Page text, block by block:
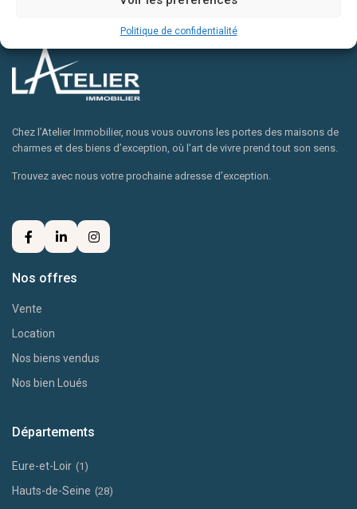
Politique de confidentialité
Chez l’Atelier Immobilier, nous vous ouvrons les portes des maisons de
charmes et des biens d’exception, où l’art de vivre prend tout son sens.
Trouvez avec nous votre prochaine adresse d’exception.
Nos offres
Vente
Location
Nos biens vendus
Nos bien Loués
Départements
Eure-et-Loir (1)
Hauts-de-Seine (28)